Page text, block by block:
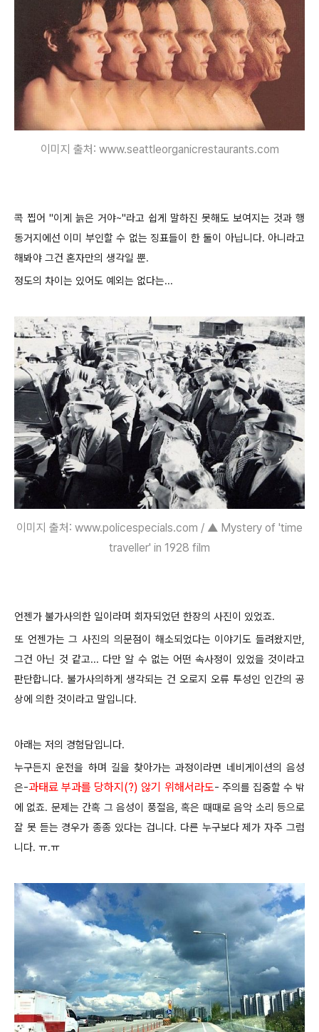
이미지 출처: www.seattleorganicrestaurants.com
콕 찝어 "이게 늙은 거야~"라고 쉽게 말하진 못해도 보여지는 것과 행
동거지에선 이미 부인할 수 없는 징표들이 한 둘이 아닙니다. 아니라고
해봐야 그건 혼자만의 생각일 뿐.
정도의 차이는 있어도 예외는 없다는...
이미지 출처: www.policespecials.com / ▲ Mystery of 'time
traveller' in 1928 film
언젠가 불가사의한 일이라며 회자되었던 한장의 사진이 있었죠.
또 언젠가는 그 사진의 의문점이 해소되었다는 이야기도 들려왔지만,
그건 아닌 것 같고... 다만 알 수 없는 어떤 속사정이 있었을 것이라고
판단합니다. 불가사의하게 생각되는 건 오로지 오류 투성인 인간의 공
상에 의한 것이라고 말입니다.
아래는 저의 경험담입니다.
누구든지 운전을 하며 길을 찾아가는 과정이라면 네비게이션의 음성
은-과태료 부과를 당하지(?) 않기 위해서라도- 주의를 집중할 수 밖
에 없죠. 문제는 간혹 그 음성이 풍절음, 혹은 때때로 음악 소리 등으로
잘 못 듣는 경우가 종종 있다는 겁니다. 다른 누구보다 제가 자주 그럼
니다. ㅠ.ㅠ